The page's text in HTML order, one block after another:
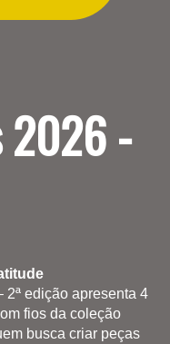
2026 -
edição apresenta 4
fios da coleção
busca criar peças